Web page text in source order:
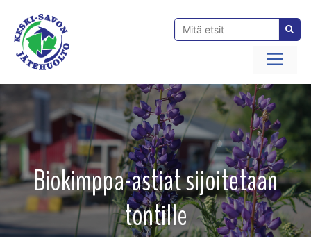
sisältöön
Biokimppa-astiat sijoitetaan
tontille